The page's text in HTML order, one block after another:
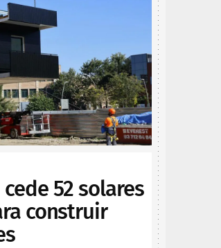
cede 52 solares
construir